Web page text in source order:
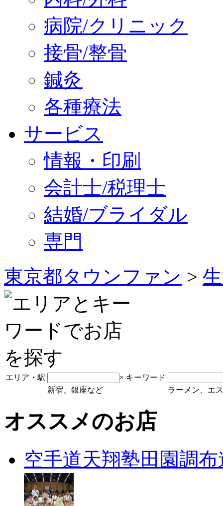
病院/クリニック
接骨/整骨
鍼灸
各種療法
サービス
情報・印刷
会計士/税理士
結婚/ブライダル
専門
東京都タウンファン >
エリア・駅 × キーワード
新宿、銀座など
ラーメン、エ
オススメのお店
空手道天翔塾田園調